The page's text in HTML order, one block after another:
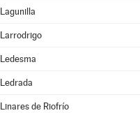
Lagunilla
Larrodrigo
Ledesma
Ledrada
Linares de Riofrío